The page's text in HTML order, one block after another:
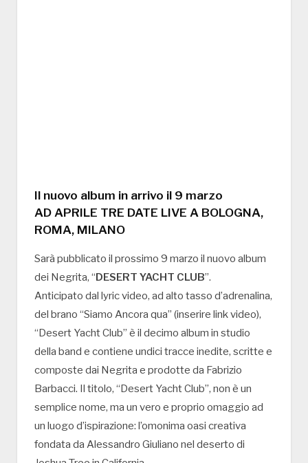
Il nuovo album in arrivo il 9 marzo
AD APRILE TRE DATE LIVE A BOLOGNA,
ROMA, MILANO
Sarà pubblicato il prossimo 9 marzo il nuovo album
dei Negrita, “DESERT YACHT CLUB”.
Anticipato dal lyric video, ad alto tasso d’adrenalina,
del brano “Siamo Ancora qua” (inserire link video),
“Desert Yacht Club” è il decimo album in studio
della band e contiene undici tracce inedite, scritte e
composte dai Negrita e prodotte da Fabrizio
Barbacci. Il titolo, “Desert Yacht Club”, non è un
semplice nome, ma un vero e proprio omaggio ad
un luogo d’ispirazione: l’omonima oasi creativa
fondata da Alessandro Giuliano nel deserto di